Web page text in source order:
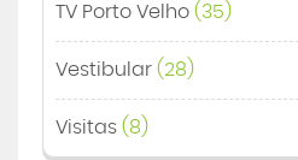
TV Porto Velho (35)
Vestibular (28)
Visitas (8)